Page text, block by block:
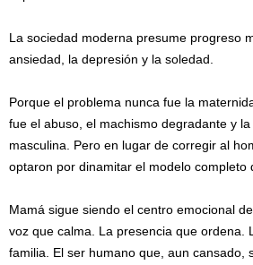
La sociedad moderna presume progreso
ansiedad, la depresión y la soledad.
Porque el problema nunca fue la
fue el abuso, el machismo degradante y
masculina. Pero en lugar de corregir al
optaron por dinamitar el modelo completo
Mamá sigue siendo el centro emocional
voz que calma. La presencia que ordena.
familia. El ser humano que, aun cansado,